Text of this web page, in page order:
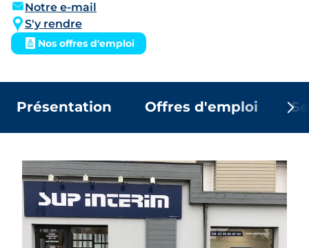
Notre e-mail
S'y rendre
Nos offres d'emploi
Présentation Offres d'emploi